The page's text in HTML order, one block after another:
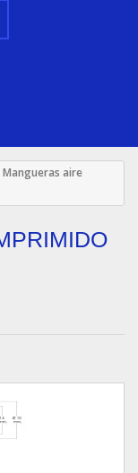
Mangueras aire